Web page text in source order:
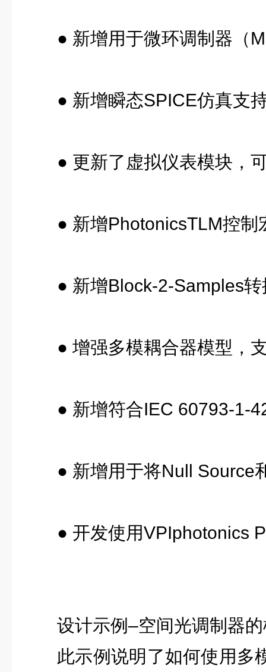
● 新增用于微环调制器（
● 新增瞬态SPICE仿真支
● 更新了虚拟仪表模块，
● 新增PhotonicsTLM控
● 新增Block-2-Samples
● 增强多模耦合器模型，
● 新增符合IEC 60793-1-
● 新增用于将Null Source
● 开发使用VPIphotonics
设计示例–空间光调制器
此示例说明了如何使用多